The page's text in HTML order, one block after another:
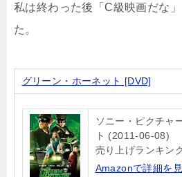
私は終わった後「C級映画だな
た。
グリーン・ホーネット [DVD]
ソニー・ピクチャ
ト (2011-06-08)
売り上げランキン
Amazonで詳細を